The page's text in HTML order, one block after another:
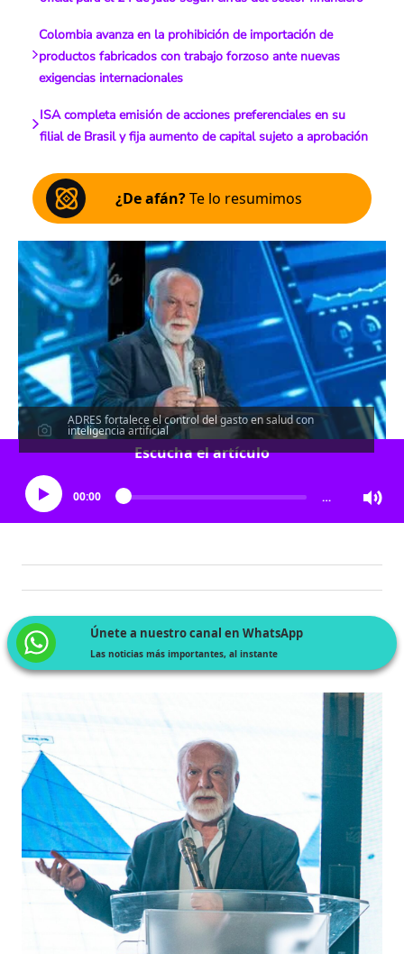
Colombia avanza en la prohibición de importación de
productos fabricados con trabajo forzoso ante nuevas
exigencias internacionales
ISA completa emisión de acciones preferenciales en su
filial de Brasil y fija aumento de capital sujeto a aprobación
¿De afán?Te lo resumimos
ADRES fortalece el control del gasto en salud con
inteligencia artificial
Escucha el artículo
00:00 …
Únete a nuestro canal en WhatsApp
Las noticias más importantes, al instante